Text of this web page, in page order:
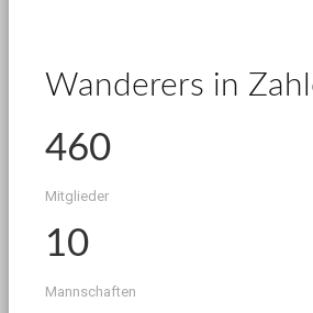
Wanderers in
460
Mitglieder
10
Mannschaften